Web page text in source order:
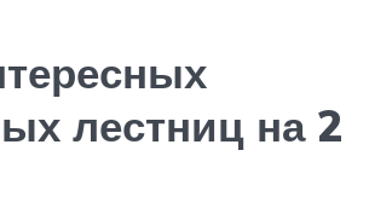
лестниц на 2